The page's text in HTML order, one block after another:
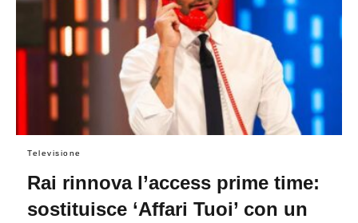
Televisione
Rai rinnova l’access prime time:
sostituisce ‘Affari Tuoi’ con un